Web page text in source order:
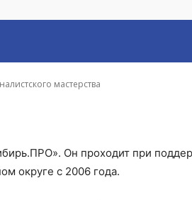
мастерства
Он проходит при
округе с 2006 года.